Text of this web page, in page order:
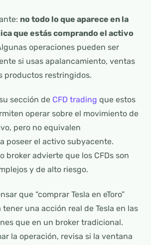
no todo lo que aparece en la
que estás comprando el activo
operaciones pueden ser
si usas apalancamiento, ventas
productos restringidos.
sección de CFD trading que estos
operar sobre el movimiento de
pero no equivalen
poseer el activo subyacente.
broker advierte que los CFDs son
y de alto riesgo.
que “comprar Tesla en eToro”
una acción real de Tesla en las
que en un broker tradicional.
la operación, revisa si la ventana